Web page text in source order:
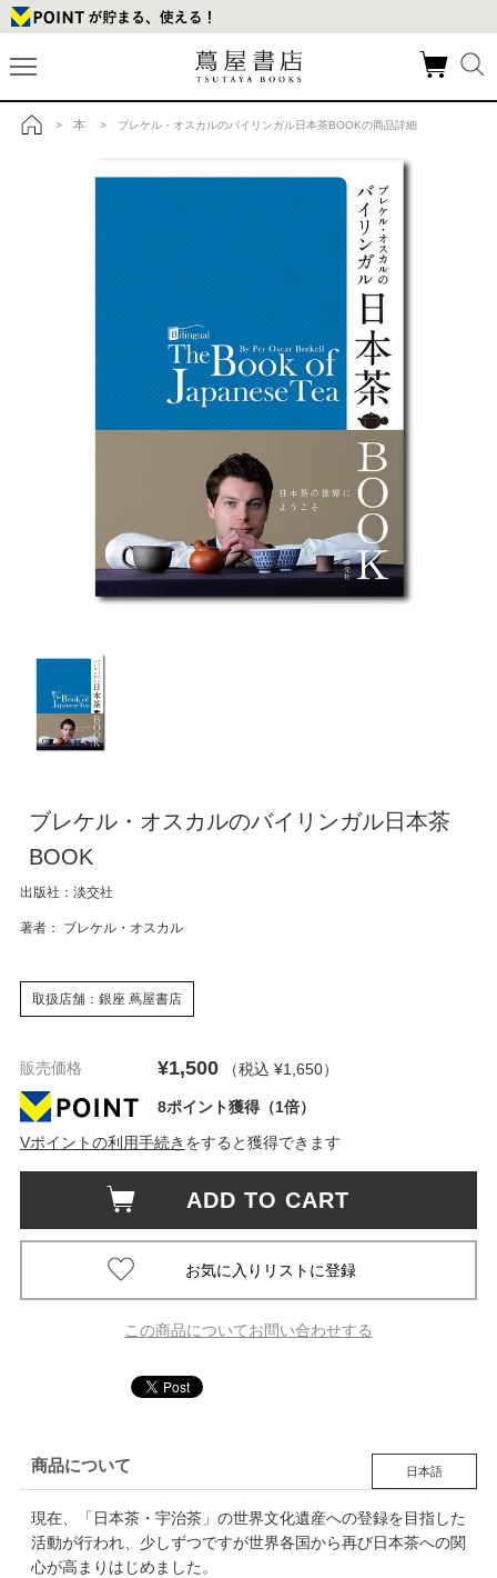
> 本 > ブレケル・オスカルのバイリンガル日本茶BOOKの商品詳細
ブレケル・オスカルのバイリンガル日本茶
BOOK
出版社：淡交社
著者： ブレケル・オスカル
取扱店舗：銀座 蔦屋書店
販売価格 ¥1,500 （税込 ¥1,650）
8ポイント獲得（1倍）
Vポイントの利用手続き をすると獲得できます
ADD TO CART
この商品についてお問い合わせする
商品について 日本語
現在、「日本茶・宇治茶」の世界文化遺産への登録を目指した
活動が行われ、少しずつですが世界各国から再び日本茶への関
心が高まりはじめました。